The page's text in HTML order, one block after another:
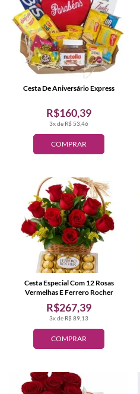
COMPRAR
3x de R$ 53,46
R$160,39
Cesta De Aniversário Express
COMPRAR
3x de R$ 89,13
R$267,39
Cesta Especial Com 12 Rosas
Vermelhas E Ferrero Rocher